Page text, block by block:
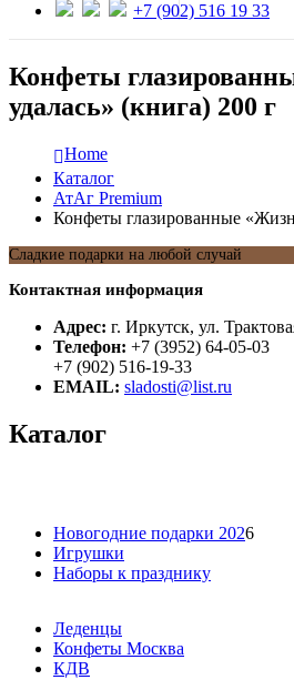
+7 (902) 516 19 33
Конфеты
удалась» (книга) 200 г
Home
Каталог
АтАг Premium
Конфеты глазированные
Сладкие подарки на любой случай
Контактная информация
Адрес: г. Иркутск, ул.
Телефон: +7 (3952) 64-05-03
+7 (902) 516-19-33
EMAIL: sladosti@list.ru
Каталог
Новогодние подарки 2026
Игрушки
Наборы к празднику
Леденцы
Конфеты Москва
КДВ